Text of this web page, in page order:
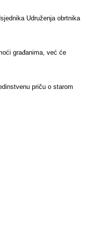
Udruženja obrtnika
građanima, već će
priču o starom